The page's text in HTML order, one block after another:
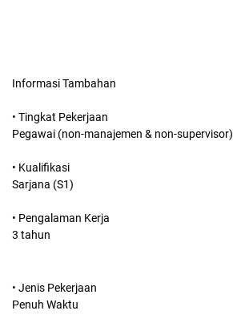
Informasi Tambahan
• Tingkat Pekerjaan
Pegawai (non-manajemen & non-supervisor)
• Kualifikasi
Sarjana (S1)
• Pengalaman Kerja
3 tahun
• Jenis Pekerjaan
Penuh Waktu